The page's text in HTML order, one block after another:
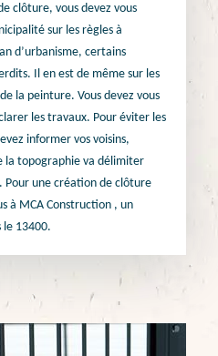
clôture, vous devez vous
sur les règles à
d’urbanisme, certains
Il en est de même sur les
la peinture. Vous devez vous
les travaux. Pour éviter les
informer vos voisins,
la topographie va délimiter
une création de clôture
à MCA Construction , un
le 13400.